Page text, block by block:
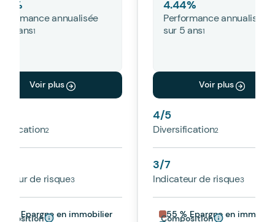
%
annualisée
5 ans
Voir plus
de risque
% Epargne en immobilier
4.44%
Performance annualisée
sur 5 ans
Voir plus
4/5
Diversification
3/7
Indicateur de risque
Composition
55 % Epargne en